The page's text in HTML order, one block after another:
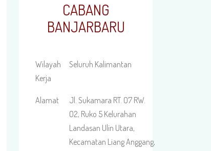
CABANG
BANJARBARU
Wilayah
Kerja
Seluruh Kalimantan
Alamat
Jl. Sukamara RT. O7 RW.
O2, Ruko 5 Kelurahan
Landasan Ulin Utara,
Kecamatan Liang Anggang,